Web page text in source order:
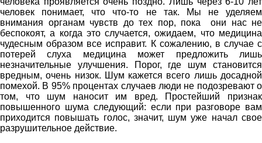
человек понимает, что что-то не так. Мы не уделяем
внимания органам чувств до тех пор, пока они нас не
беспокоят, а когда это случается, ожидаем, что медицина
чудесным образом все исправит. К сожалению, в случае с
потерей слуха медицина может предложить лишь
незначительные улучшения. Порог, где шум становится
вредным, очень низок. Шум кажется всего лишь досадной
помехой. В 95% процентах случаев люди не подозревают о
том, что шум наносит им вред. Простейший признак
повышенного шума следующий: если при разговоре вам
приходится повышать голос, значит, шум уже начал свое
разрушительное действие.